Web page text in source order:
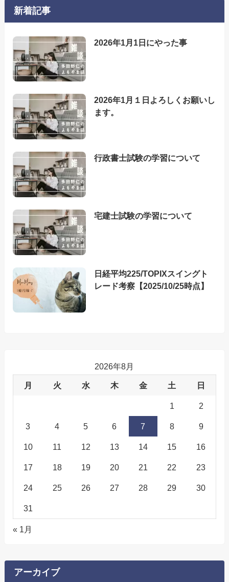
新着記事
2026年1月1日にやった事
2026年1月１日よろしくお願いし
ます。
行政書士試験の学習について
宅建士試験の学習について
日経平均225/TOPIXスイングト
レード考察【2025/10/25時点】
2026年8月
月 火 水 木 金 土 日
1 2
3 4 5 6 7 8 9
10 11 12 13 14 15 16
17 18 19 20 21 22 23
24 25 26 27 28 29 30
31
« 1月
アーカイブ